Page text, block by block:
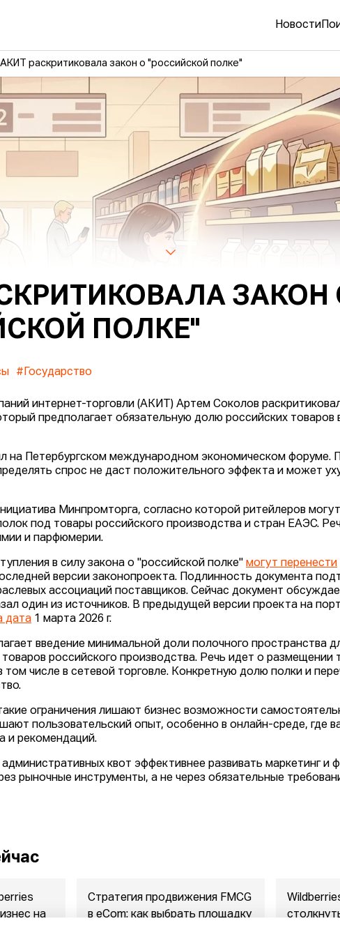
Новости
АКИТ раскритиковала закон о "российской полке"
ЗАКОН
ПОЛКЕ"
#Государство
интернет-торговли (АКИТ) Артем Соколов
предполагает обязательную долю российских товаров
на Петербургском международном экономическом форуме.
спрос не даст положительного эффекта и может
Минпромторга, согласно которой ритейлеров
под товары российского производства и стран ЕАЭС.
и парфюмерии.
в силу закона о "российской полке" могут перенести
версии законопроекта. Подлинность документа
ассоциаций поставщиков. Сейчас документ
один из источников. В предыдущей версии проекта на
дата 1 марта 2026 г.
введение минимальной доли полочного пространства
российского производства. Речь идет о размещении
том числе в сетевой торговле. Конкретную долю полки и
ограничения лишают бизнес возможности
пользовательский опыт, особенно в онлайн-среде, где
и рекомендаций.
административных квот эффективнее развивать маркетинг и
рыночные инструменты, а не через обязательные
на
Стратегия продвижения FMCG
в eСom: как выбрать площадку